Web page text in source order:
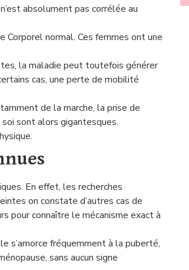
absolument pas corrélée au
normal. Ces femmes ont une
la maladie peut toutefois générer
cas, une perte de mobilité
de la marche, la prise de
sont alors gigantesques.
En effet, les recherches
on constate d’autres cas de
pour connaître le mécanisme exact à
s’amorce fréquemment à la puberté,
sans aucun signe